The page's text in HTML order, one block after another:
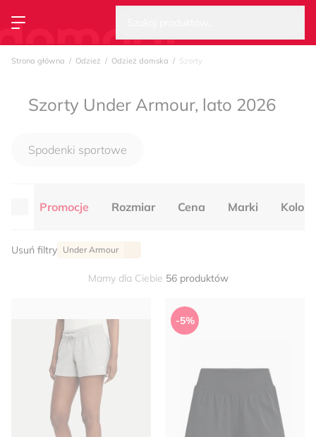
Przełącz menu
Strona główna Odzież Odzież damska Szorty
Szorty Under Armour, lato 2026
Spodenki sportowe
Promocje Rozmiar Cena Marki Kolor
Usuń filtry Under Armour
Mamy dla Ciebie 56 produktów
Under Armour - Szorty na
-5%